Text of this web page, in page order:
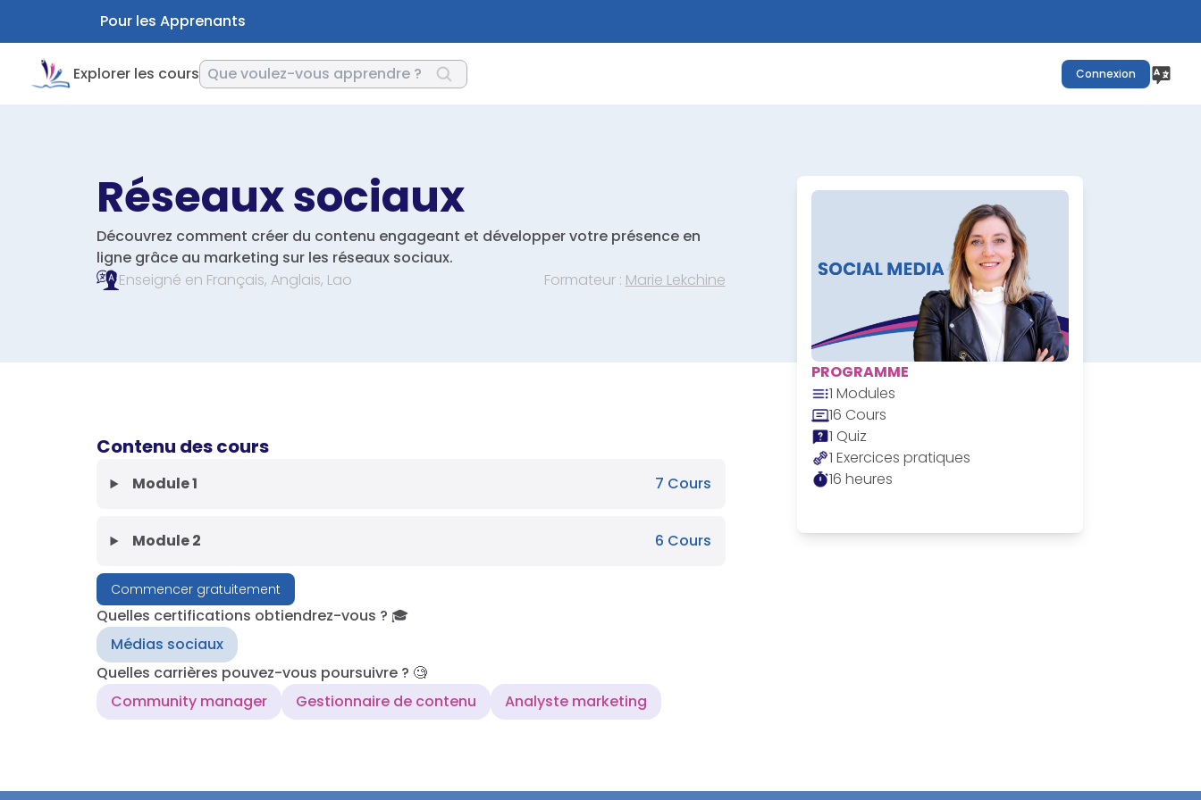
Pour les Apprenants
Explorer les cours Connexion
Réseaux sociaux
Découvrez comment créer du contenu engageant et développer votre présence en
ligne grâce au marketing sur les réseaux sociaux.
Enseigné en Français, Anglais, Lao Formateur : Marie Lekchine
PROGRAMME
1 Modules
16 Cours
1 Quiz
1 Exercices pratiques
16 heures
Contenu des cours
Module 1 7 Cours
Module 2 6 Cours
Commencer gratuitement
Quelles certifications obtiendrez-vous ? 🎓
Médias sociaux
Quelles carrières pouvez-vous poursuivre ? 🧐
Community manager
Gestionnaire de contenu Analyste marketing